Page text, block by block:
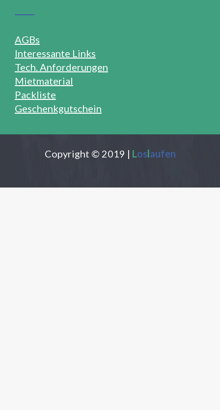
AGBs
Interessante Links
Tech. Anforderungen
Mietmaterial
Packliste
Geschenkgutschein
Copyright © 2019 | Loslaufen